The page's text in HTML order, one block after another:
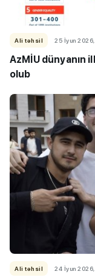
Ali təhsil 25 İyun
AzMİU dünyanın
olub
Ali təhsil 24 İyun